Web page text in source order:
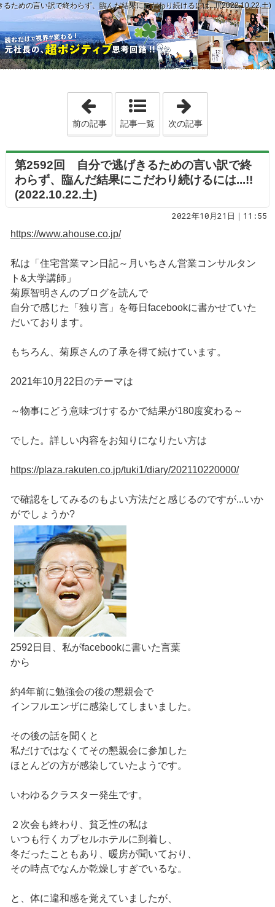
ための言い訳で終わらず、臨んだ結果にこだわり続けるには...!!(2022.10.22.土)
「第2591回 できれば、フルスイング
前の記事 記事一覧 次の記事
第2592回 自分で逃げきるための言い訳で終
わらず、臨んだ結果にこだわり続けるには...!!
(2022.10.22.土)
2022年10月21日｜11:55
https://www.ahouse.co.jp/
私は「住宅営業マン日記～月いちさん営業コンサルタン
ト&大学講師」
菊原智明さんのブログを読んで
自分で感じた「独り言」を毎日facebookに書かせていた
だいております。
もちろん、菊原さんの了承を得て続けています。
2021年10月22日のテーマは
～物事にどう意味づけするかで結果が180度変わる～
でした。詳しい内容をお知りになりたい方は
https://plaza.rakuten.co.jp/tuki1/diary/202110220000/
で確認をしてみるのもよい方法だと感じるのですが...いか
がでしょうか?
2592日目、私がfacebookに書いた言葉
から
約4年前に勉強会の後の懇親会で
インフルエンザに感染してしまいました。
その後の話を聞くと
私だけではなくてその懇親会に参加した
ほとんどの方が感染していたようです。
いわゆるクラスター発生です。
２次会も終わり、貧乏性の私は
いつも行くカプセルホテルに到着し、
冬だったこともあり、暖房が聞いており、
その時点でなんか乾燥しすぎでいるな。
と、体に違和感を覚えていましたが、